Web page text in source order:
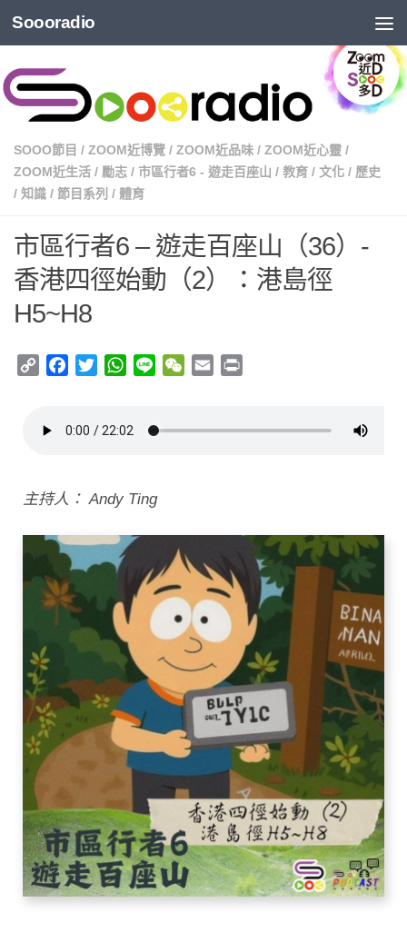
Soooradio
SOOO節目 / ZOOM近博覽 / ZOOM近品味 / ZOOM近心靈 /
ZOOM近生活 / 勵志 / 市區行者6 - 遊走百座山 / 教育 / 文化 / 歷史
/ 知識 / 節目系列 / 體育
市區行者6 – 遊走百座山（36）-
香港四徑始動（2）：港島徑
H5~H8
Copy
Facebook
TwitterWhatsApp
Line WeChat
Email
主持人： Andy Ting